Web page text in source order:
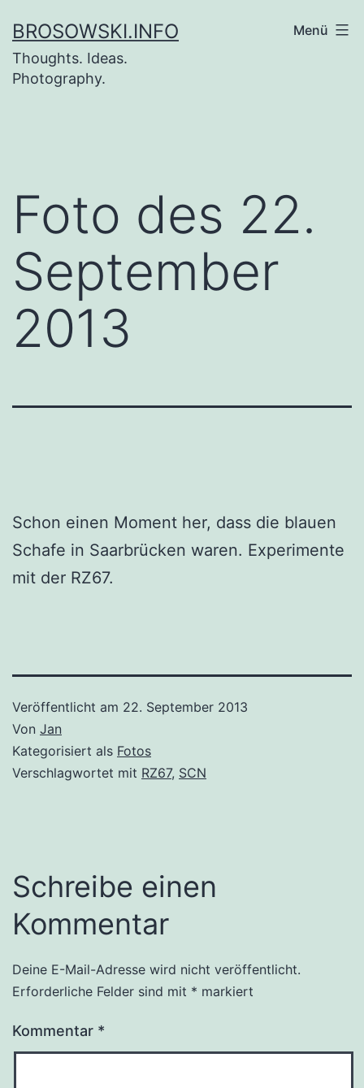
Inhalt
springen
BROSOWSKI.INFO
Thoughts. Ideas.
Photography.
Menü
Foto des 22.
September
2013
Schon einen Moment her, dass die blauen
Schafe in Saarbrücken waren. Experimente
mit der RZ67.
Veröffentlicht am 22. September 2013
Von Jan
Kategorisiert als Fotos
Verschlagwortet mit RZ67, SCN
Schreibe einen
Kommentar
Deine E-Mail-Adresse wird nicht veröffentlicht.
Erforderliche Felder sind mit * markiert
Kommentar *